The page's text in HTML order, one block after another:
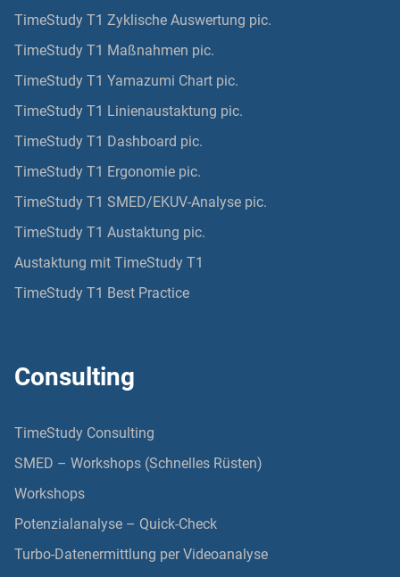
TimeStudy T1 Zyklische Auswertung pic.
TimeStudy T1 Maßnahmen pic.
TimeStudy T1 Yamazumi Chart pic.
TimeStudy T1 Linienaustaktung pic.
TimeStudy T1 Dashboard pic.
TimeStudy T1 Ergonomie pic.
TimeStudy T1 SMED/EKUV-Analyse pic.
TimeStudy T1 Austaktung pic.
Austaktung mit TimeStudy T1
TimeStudy T1 Best Practice
Consulting
TimeStudy Consulting
SMED – Workshops (Schnelles Rüsten)
Workshops
Potenzialanalyse – Quick-Check
Turbo-Datenermittlung per Videoanalyse